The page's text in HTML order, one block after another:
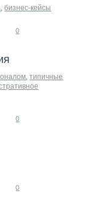
,бизнес-кейсы
0
,типичные
0
0